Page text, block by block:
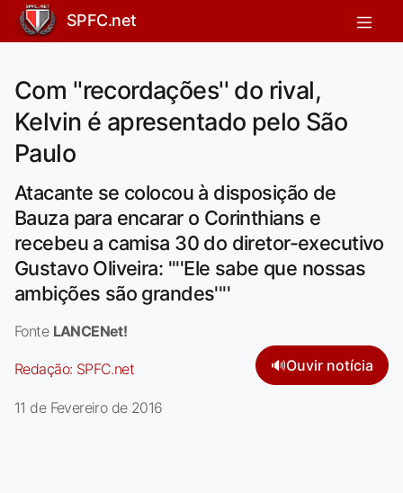
SPFC.net
Com ''recordações'' do rival,
Kelvin é apresentado pelo São
Paulo
Atacante se colocou à disposição de
Bauza para encarar o Corinthians e
recebeu a camisa 30 do diretor-executivo
Gustavo Oliveira: ''''Ele sabe que nossas
ambições são grandes''''
Fonte LANCENet!
Redação: SPFC.net 🔊Ouvir notícia
11 de Fevereiro de 2016